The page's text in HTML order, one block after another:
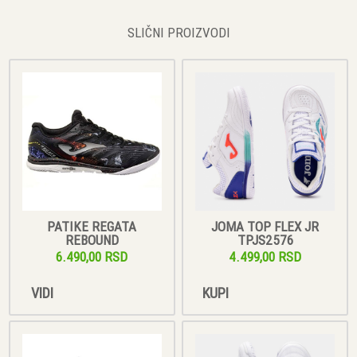
SLIČNI PROIZVODI
PATIKE REGATA
REBOUND
6.490,00 RSD
VIDI
JOMA TOP FLEX JR
TPJS2576
4.499,00 RSD
KUPI